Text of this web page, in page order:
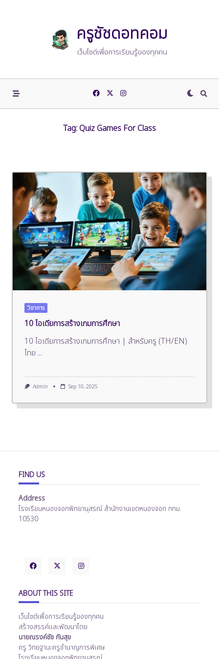
ครูชัชดอทคอม
เว็บไซต์เพื่อการเรียนรู้ของทุกคน
Tag: Quiz Games For Class
วิชาการ
10 ไอเดียการสร้างเกมการศึกษา
10 ไอเดียการสร้างเกมการศึกษา | สำหรับครู (TH/EN)
ไทย ...
Admin Sep 10, 2025
FIND US
Address
โรงเรียนหนองจอกพิทยานุสรณ์ สำนักงานเขตหนองจอก กทม.
10530
ABOUT THIS SITE
เว็บไซต์เพื่อการเรียนรู้ของทุกคน
สร้างสรรค์และพัฒนาโดย
นายณรงค์ชัช กันสุข
ครู วิทยฐานะครูชำนาญการพิเศษ